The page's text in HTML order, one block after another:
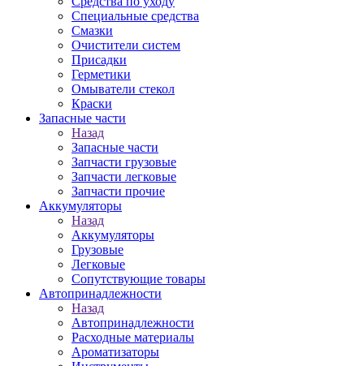
Специальные средства
Смазки
Очистители систем
Присадки
Герметики
Омыватели стекол
Краски
Запасные части
Назад
Запасные части
Запчасти грузовые
Запчасти легковые
Запчасти прочие
Аккумуляторы
Назад
Аккумуляторы
Грузовые
Легковые
Сопутствующие товары
Автопринадлежности
Назад
Автопринадлежности
Расходные материалы
Ароматизаторы